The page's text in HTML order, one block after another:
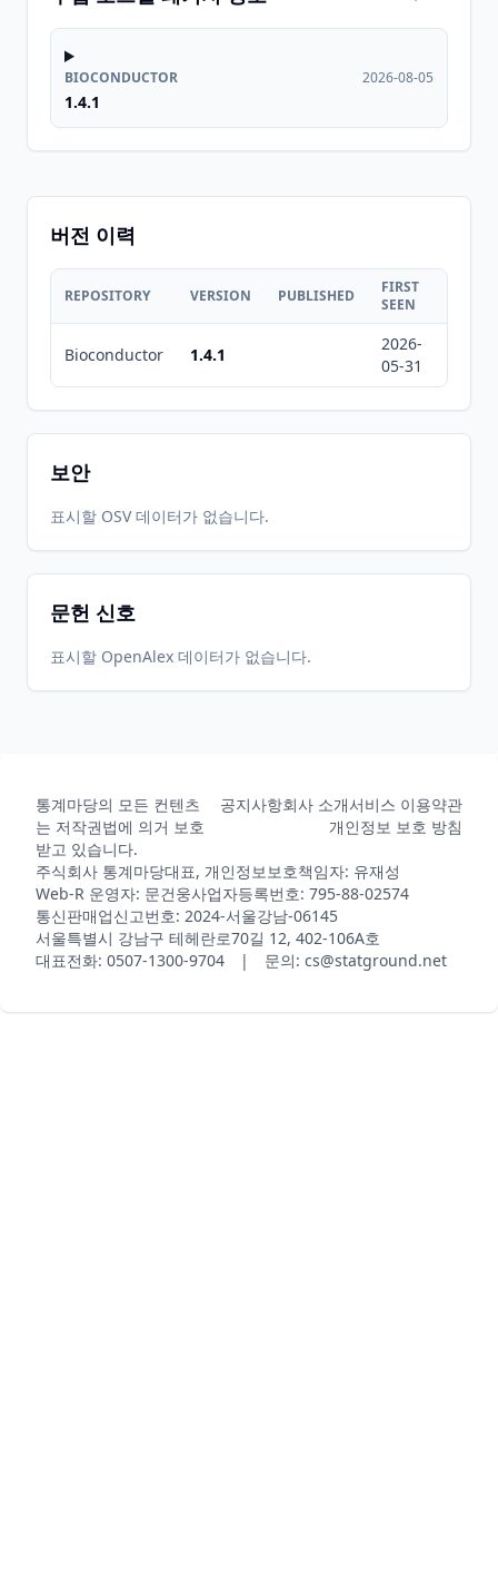
BIOCONDUCTOR
1.4.1
2026-08-05
버전 이력
REPOSITORY VERSION PUBLISHED
FIRST
SEEN
Bioconductor 1.4.1
2026-
05-31
보안
표시할 OSV 데이터가 없습니다.
문헌 신호
표시할 OpenAlex 데이터가 없습니다.
통계마당의 모든 컨텐츠
는 저작권법에 의거 보호
받고 있습니다.
공지사항회사 소개서비스 이용약관
개인정보 보호 방침
주식회사 통계마당대표, 개인정보보호책임자: 유재성
Web-R 운영자: 문건웅사업자등록번호: 795-88-02574
통신판매업신고번호: 2024-서울강남-06145
서울특별시 강남구 테헤란로70길 12, 402-106A호
대표전화: 0507-1300-9704 | 문의: cs@statground.net